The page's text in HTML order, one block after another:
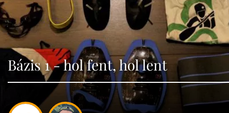
Bázis 1 - hol fent, hol lent